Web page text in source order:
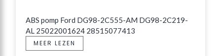
ABS pomp Ford DG98-2C555-AM DG98-2C219-
AL 25022001624 28515077413
MEER LEZEN